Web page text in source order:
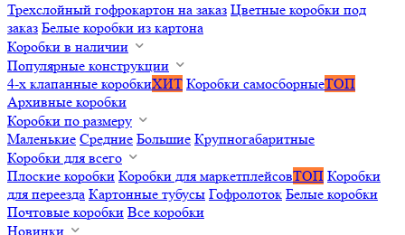
Трехслойный гофрокартон на заказ Цветные коробки под
заказ Белые коробки из картона
Коробки в наличии
Популярные конструкции
4-х клапанные коробкиХИТ Коробки самосборныеТОП
Архивные коробки
Коробки по размеру
Маленькие Средние Большие Крупногабаритные
Коробки для всего
Плоские коробки Коробки для маркетплейсовТОП Коробки
для переезда Картонные тубусы Гофролоток Белые коробки
Почтовые коробки Все коробки
Новинки